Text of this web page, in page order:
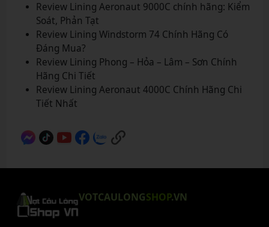
Review Lining Aeronaut 9000C chính hãng: Kiểm
Soát, Phản Tạt
Review Lining Windstorm 74 Chính Hãng Có
Đáng Mua?
Review Lining Phong – Hỏa – Lâm – Sơn Chính
Hãng Chi Tiết
Review Lining Aeronaut 4000C Chính Hãng Chi
Tiết Nhất
VOTCAULONGSHOP.VN